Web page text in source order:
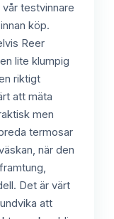
testvinnare
köp.
Reer
lite klumpig
riktigt
att mäta
men
termosar
när den
Det är värt
att